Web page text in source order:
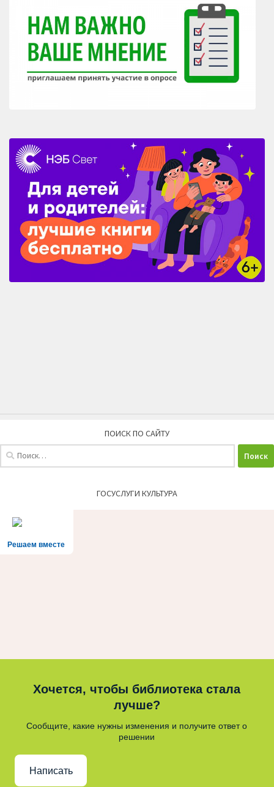
ПОИСК ПО САЙТУ
ГОСУСЛУГИ КУЛЬТУРА
Решаем вместе
Хочется, чтобы библиотека стала
лучше?
Сообщите, какие нужны изменения и получите ответ о
решении
Написать